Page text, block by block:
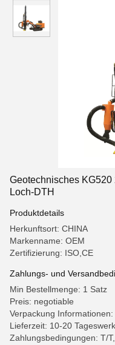
Geotechnisches
Loch-DTH
Produktdetails
Herkunftsort: CHINA
Markenname: OEM
Zertifizierung: ISO,CE
Zahlungs- und
Min Bestellmenge: 1 Satz
Preis: negotiable
Verpackung
Lieferzeit: 10-20
Zahlungsbedingungen: T/